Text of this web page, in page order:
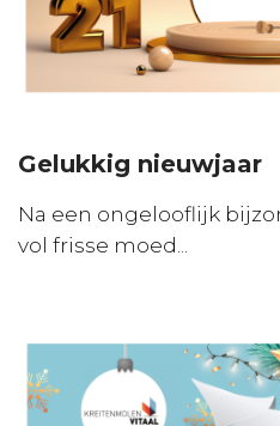
Gelukkig nieuwjaar
Na een ongelooflijk
vol frisse moed...